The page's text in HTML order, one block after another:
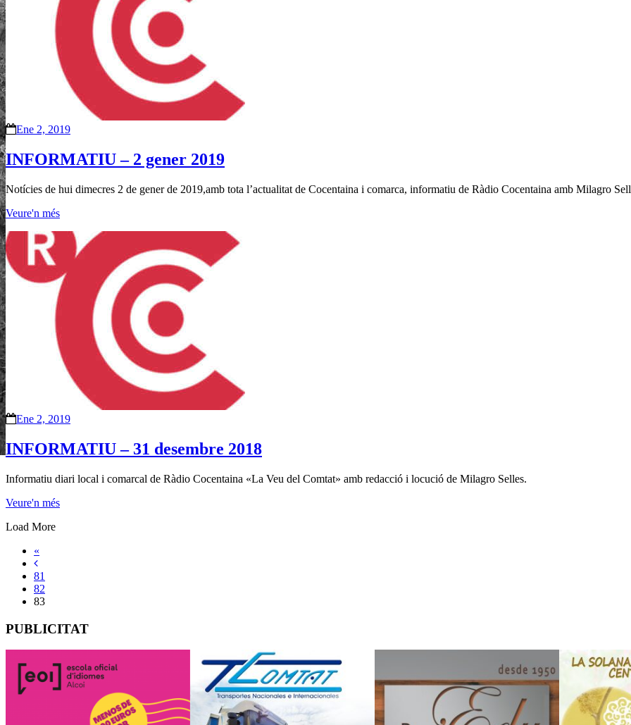
Ene 2, 2019
INFORMATIU – 2 gener 2019
Notícies de hui dimecres 2 de gener de 2019,amb tota l’actualitat de Cocentaina i comarca, informatiu de Ràdio Cocentaina amb Milagro
Veure'n més
Ene 2, 2019
INFORMATIU – 31 desembre 2018
Informatiu diari local i comarcal de Ràdio Cocentaina «La Veu del Comtat» amb redacció i locució de Milagro Selles.
Veure'n més
Load More
«
81
82
83
PUBLICITAT